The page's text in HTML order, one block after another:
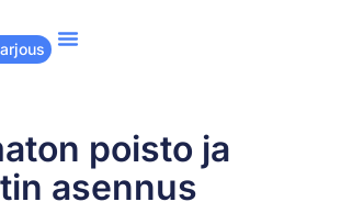
poisto ja
asennus